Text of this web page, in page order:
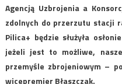
Agencją Uzbrojenia a
zdolnych do przerzutu stacji
Pilica+ będzie służyła
jeżeli jest to możliwe,
przemyśle zbrojeniowym –
wicepremier Błaszczak.